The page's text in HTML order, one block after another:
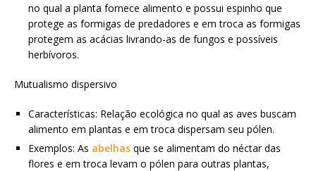
no qual a planta fornece alimento e possui espinho que
protege as formigas de predadores e em troca as formigas
protegem as acácias livrando-as de fungos e possíveis
herbívoros.
Mutualismo dispersivo
Características: Relação ecológica no qual as aves buscam
alimento em plantas e em troca dispersam seu pólen.
Exemplos: As abelhas que se alimentam do néctar das
flores e em troca levam o pólen para outras plantas,